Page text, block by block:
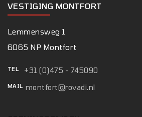
VESTIGING MONTFORT
Lemmensweg 1
6065 NP Montfort
TEL +31 (0)475 - 745090
MAIL montfort@rovadi.nl